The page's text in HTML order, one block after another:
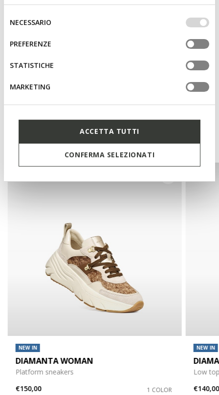
base dei tuoi gusti ed interessi. Selezionando
IMPOSTAZIONI potrai anche scegliere quali cookies ed
altri strumenti di tracciamento autorizzare. Per maggiori
informazioni o per modificare in qualsiasi momento le
tue impostazioni, visita la nostra
del
consenso
NECESSARIO
PREFERENZE
STATISTICHE
MARKETING
ACCETTA TUTTI
CONFERMA SELEZIONATI
Lightweight footwear
Lace fastening; Removable insole
Materials
Technologies
You may also like
NEW IN
DIAMANTA WOMAN
Platform sneakers
€150,00
1 COLOR
NEW IN
Low
€140,00